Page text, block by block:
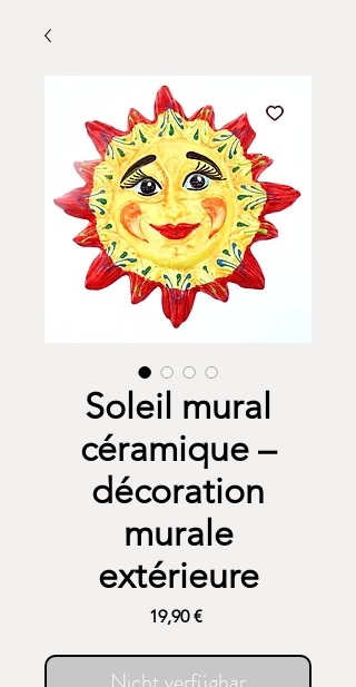
Soleil mural
céramique –
décoration
murale
extérieure
19,90 €Preis